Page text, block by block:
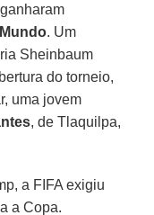
. Um
Sheinbaum
do torneio,
uma jovem
, de Tlaquilpa,
a FIFA exigiu
a Copa.